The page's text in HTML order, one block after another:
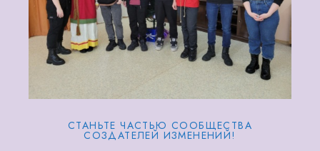
СТАНЬТЕ ЧАСТЬЮ СООБЩЕСТВА
СОЗДАТЕЛЕЙ ИЗМЕНЕНИЙ!